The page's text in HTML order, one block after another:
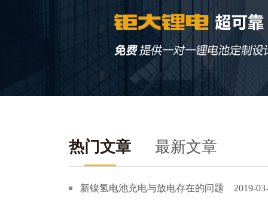
热门文章 最新文章
新镍氢电池充电与放电存在的问题 2019-